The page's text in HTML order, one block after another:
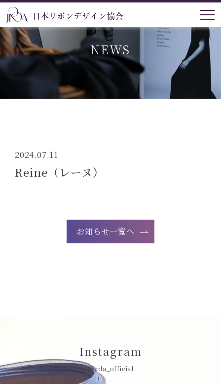
NEWS
2024.07.11
Reine（レーヌ）
お知らせ一覧へ
Instagram
@jrda_official